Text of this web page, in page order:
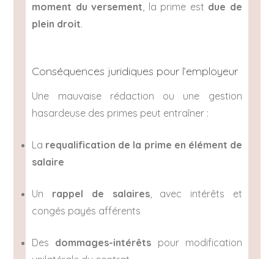
moment du versement, la prime est due de
plein droit.
Conséquences juridiques pour l’employeur
Une mauvaise rédaction ou une gestion
hasardeuse des primes peut entraîner :
La requalification de la prime en élément de
salaire
Un rappel de salaires, avec intérêts et
congés payés afférents
Des dommages-intérêts pour modification